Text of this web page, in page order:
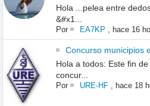
Hola ...pelea entre
&#x1...
Por EA7KP hace 16
Concurso municipios
Hola a todos: Este fin
concur...
Por URE-HF, hace 18